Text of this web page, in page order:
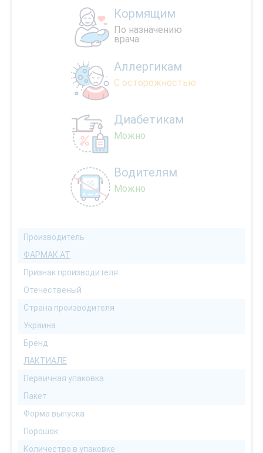
Кормящим
По назначению
врача
Аллергикам
С осторожностью
Диабетикам
Можно
Водителям
Можно
Производитель
ФАРМАК АТ
Признак производителя
Отечественый
Страна производителя
Украина
Бренд
ЛАКТИАЛЕ
Первичная упаковка
Пакет
Форма выпуска
Порошок
Количество в упаковке